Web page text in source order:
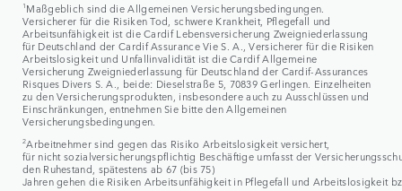
1 Maßgeblich sind die Allgemeinen Versicherungsbedingungen.
Versicherer für die Risiken Tod, schwere Krankheit, Pflegefall und
Arbeitsunfähigkeit ist die Cardif Lebensversicherung Zweigniederlassung
für Deutschland der Cardif Assurance Vie S. A., Versicherer für die Risiken
Arbeitslosigkeit und Unfallinvalidität ist die Cardif Allgemeine
Versicherung Zweigniederlassung für Deutschland der Cardif-Assurances
Risques Divers S. A., beide: Dieselstraße 5, 70839 Gerlingen. Einzelheiten
zu den Versicherungsprodukten, insbesondere auch zu Ausschlüssen und
Einschränkungen, entnehmen Sie bitte den Allgemeinen
Versicherungsbedingungen.
2Arbeitnehmer sind gegen das Risiko Arbeitslosigkeit versichert,
für nicht sozialversicherungspflichtig Beschäftige umfasst der
den Ruhestand, spätestens ab 67 (bis 75)
Jahren gehen die Risiken Arbeitsunfähigkeit in Pflegefall und Arbeitslosigkeit